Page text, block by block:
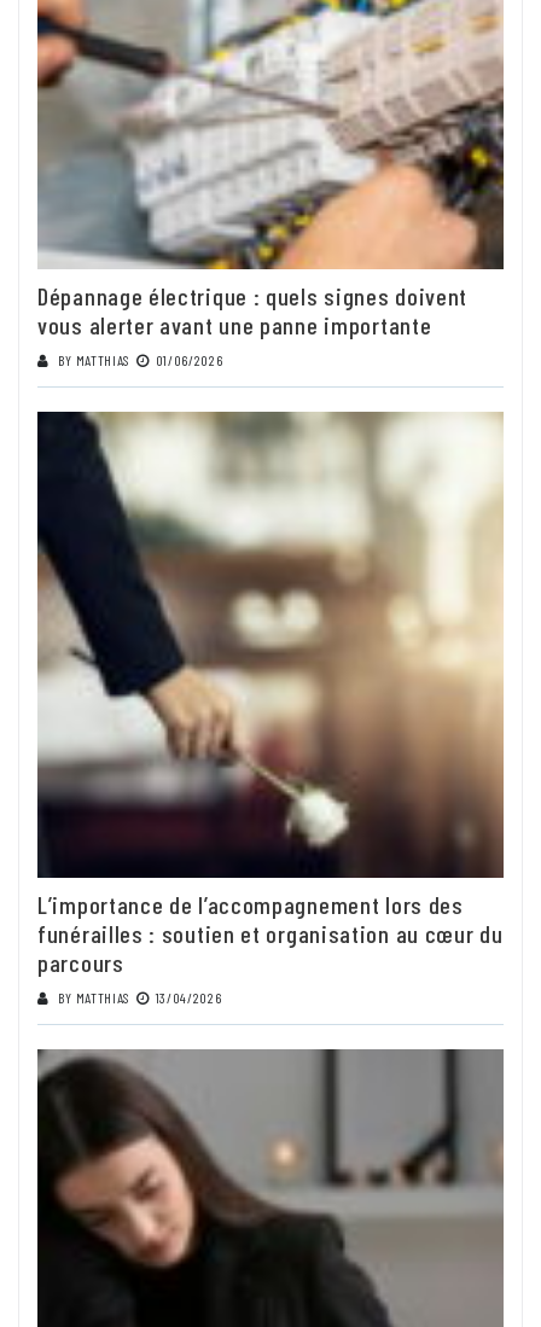
Dépannage électrique : quels signes doivent
vous alerter avant une panne importante
BY MATTHIAS 01/06/2026
L’importance de l’accompagnement lors des
funérailles : soutien et organisation au cœur du
parcours
BY MATTHIAS 13/04/2026